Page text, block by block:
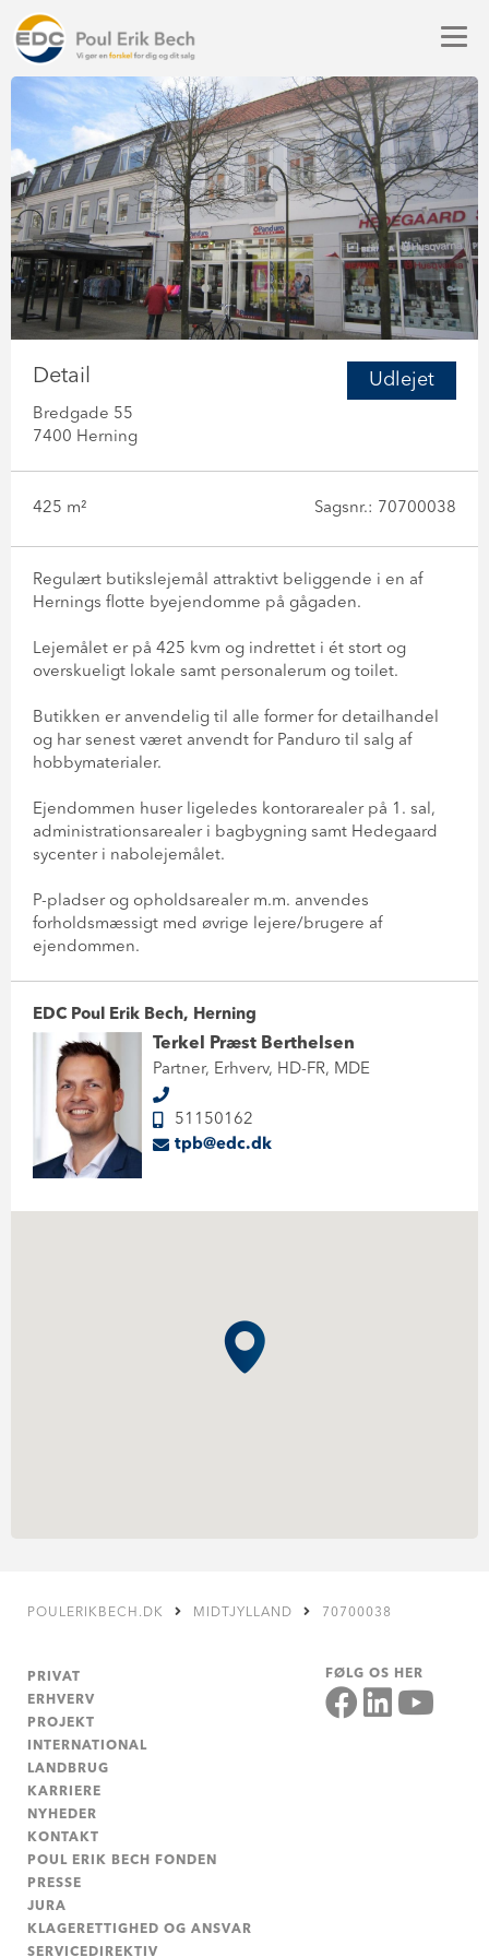
Udlejet
Detail
Bredgade 55
7400 Herning
425 m² Sagsnr.: 70700038
Regulært butikslejemål attraktivt beliggende i en af
Hernings flotte byejendomme på gågaden.
Lejemålet er på 425 kvm og indrettet i ét stort og
overskueligt lokale samt personalerum og toilet.
Butikken er anvendelig til alle former for detailhandel
og har senest været anvendt for Panduro til salg af
hobbymaterialer.
Ejendommen huser ligeledes kontorarealer på 1. sal,
administrationsarealer i bagbygning samt Hedegaard
sycenter i nabolejemålet.
P-pladser og opholdsarealer m.m. anvendes
forholdsmæssigt med øvrige lejere/brugere af
ejendommen.
EDC Poul Erik Bech, Herning
Terkel Præst Berthelsen
Partner, Erhverv, HD-FR, MDE
51150162
tpb@edc.dk
POULERIKBECH.DK MIDTJYLLAND 70700038
PRIVAT
ERHVERV
PROJEKT
INTERNATIONAL
LANDBRUG
KARRIERE
NYHEDER
KONTAKT
POUL ERIK BECH FONDEN
PRESSE
JURA
KLAGERETTIGHED OG ANSVAR
SERVICEDIREKTIV
FØLG OS HER